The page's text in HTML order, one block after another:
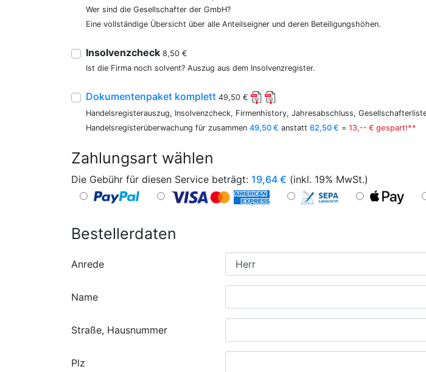
Wer sind die Gesellschafter der GmbH?
Eine vollständige Übersicht über alle Anteilseigner und deren Beteiligungshöhen.
Insolvenzcheck 8,50 €
Ist die Firma noch solvent? Auszug aus dem Insolvenzregister.
Dokumentenpaket komplett 49,50 €
Handelsregisterauszug, Insolvenzcheck, Firmenhistory, Jahresabschluss,
Handelsregisterüberwachung für zusammen 49,50 € anstatt 62,50 € = 13,-- € gespart!**
Zahlungsart wählen
Die Gebühr für diesen Service beträgt: 19,64 € (inkl. 19% MwSt.)
Bestellerdaten
Anrede
Name
Straße, Hausnummer
Plz